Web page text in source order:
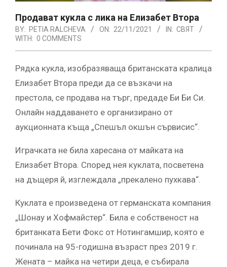
Продават кукла с лика на Елизабет Втора
BY: PETIA RALCHEVA ON: 22/11/2021 IN: СВЯТ
WITH: 0 COMMENTS
Рядка кукла, изобразяваща британската кралица
Елизабет Втора преди да се възкачи на
престола, се продава на търг, предаде Би Би Си.
Онлайн наддаването е организирано от
аукционната къща „Спешъл окшън сървисис“.
Играчката не била харесана от майката на
Елизабет Втора. Според нея куклата, посветена
на дъщеря й, изглеждала „прекалено пухкава“.
Куклата е произведена от германската компания
„Шонау и Хофмайстер“. Била е собственост на
британката Бети Фокс от Нотингамшир, която е
починала на 95-годишна възраст през 2019 г.
Жената – майка на четири деца, е събирала